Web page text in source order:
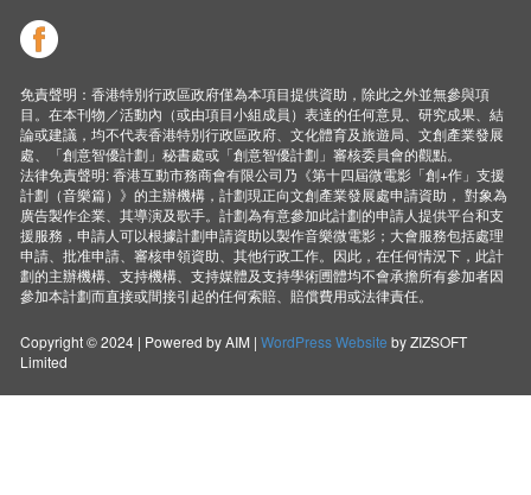
免責聲明：香港特別行政區政府僅為本項目提供資助，除此之外並無參與項
目。在本刊物／活動內（或由項目小組成員）表達的任何意見、研究成果、結
論或建議，均不代表香港特別行政區政府、文化體育及旅遊局、文創產業發展
處、「創意智優計劃」秘書處或「創意智優計劃」審核委員會的觀點。
法律免責聲明: 香港互動市務商會有限公司乃《第十四屆微電影「創+作」支援
計劃（音樂篇）》的主辦機構，計劃現正向文創產業發展處申請資助， 對象為
廣告製作企業、其導演及歌手。計劃為有意參加此計劃的申請人提供平台和支
援服務，申請人可以根據計劃申請資助以製作音樂微電影；大會服務包括處理
申請、批准申請、審核申領資助、其他行政工作。因此，在任何情況下，此計
劃的主辦機構、支持機構、支持媒體及支持學術圑體均不會承擔所有參加者因
參加本計劃而直接或間接引起的任何索賠、賠償費用或法律責任。
Copyright © 2024 | Powered by AIM |WordPress Website by ZIZSOFT
Limited